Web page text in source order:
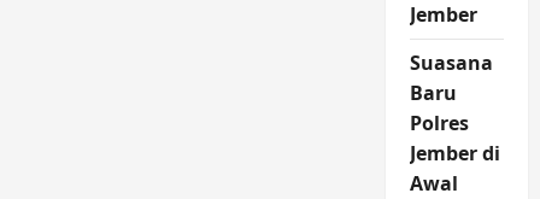
Jember
Suasana
Baru
Polres
Jember di
Awal